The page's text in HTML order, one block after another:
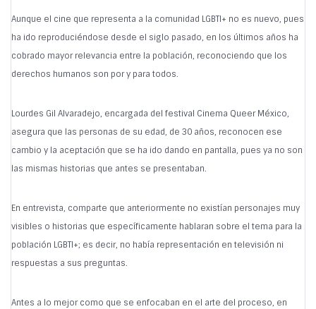
Aunque el cine que representa a la comunidad LGBTI+ no es nuevo, pues
ha ido reproduciéndose desde el siglo pasado, en los últimos años ha
cobrado mayor relevancia entre la población, reconociendo que los
derechos humanos son por y para todos.
Lourdes Gil Alvaradejo, encargada del festival Cinema Queer México,
asegura que las personas de su edad, de 30 años, reconocen ese
cambio y la aceptación que se ha ido dando en pantalla, pues ya no son
las mismas historias que antes se presentaban.
En entrevista, comparte que anteriormente no existían personajes muy
visibles o historias que específicamente hablaran sobre el tema para la
población LGBTI+; es decir, no había representación en televisión ni
respuestas a sus preguntas.
Antes a lo mejor como que se enfocaban en el arte del proceso, en